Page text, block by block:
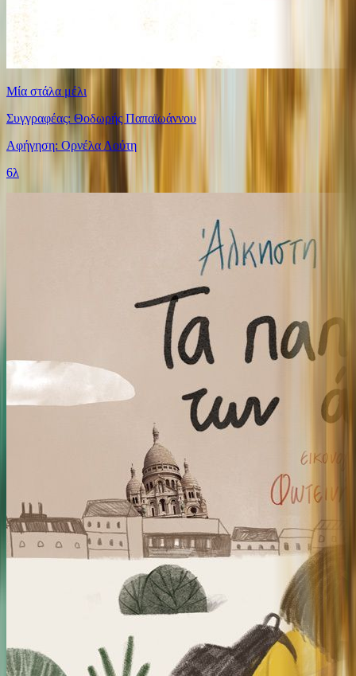
Μία στάλα μέλι
Συγγραφέας: Θοδωρής Παπαϊωάννου
Αφήγηση: Ορνέλα Λούτη
6λ